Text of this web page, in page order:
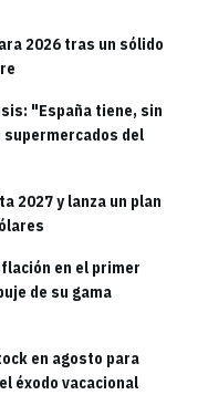
2026 tras un sólido
"España tiene, sin
supermercados del
2027 y lanza un plan
en el primer
de su gama
en agosto para
éxodo vacacional